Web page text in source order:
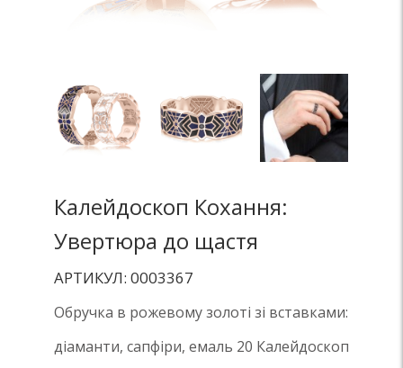
Калейдоскоп Кохання:
Увертюра до щастя
АРТИКУЛ: 0003367
Обручка в рожевому золоті зі вставками:
діаманти, сапфіри, емаль 20 Калейдоскоп